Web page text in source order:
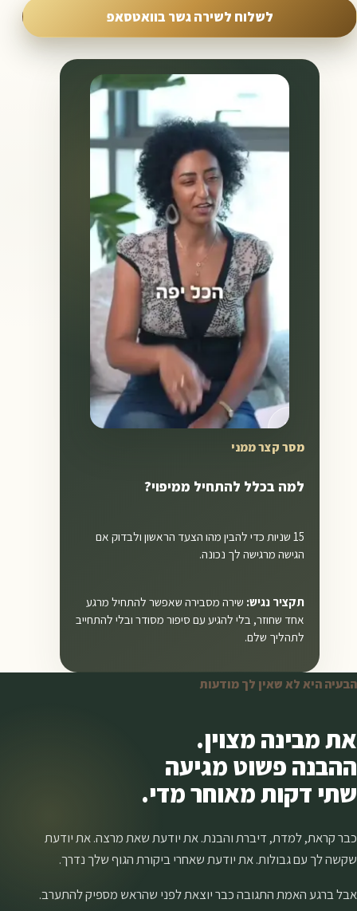
לשלוח לשירה גשר בוואטסאפ
▶
מסר קצר ממני
למה בכלל להתחיל ממיפוי?
15 שניות כדי להבין מהו הצעד הראשון ולבדוק אם
הגישה מרגישה לך נכונה.
תקציר נגיש: שירה מסבירה שאפשר להתחיל מרגע
אחד שחוזר, בלי להגיע עם סיפור מסודר ובלי להתחייב
לתהליך שלם.
הבעיה היא לא שאין לך מודעות
את מבינה מצוין.
ההבנה פשוט מגיעה
שתי דקות מאוחר מדי.
כבר קראת, למדת, דיברת והבנת. את יודעת שאת מרצה. את יודעת
שקשה לך עם גבולות. את יודעת שאחרי ביקורת הגוף שלך נדרך.
אבל ברגע האמת התגובה כבר יוצאת לפני שהראש מספיק להתערב.